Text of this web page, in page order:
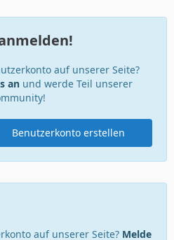
auf unserer Seite?
an und werde Teil unserer
Benutzerkonto erstellen
auf unserer Seite? Melde